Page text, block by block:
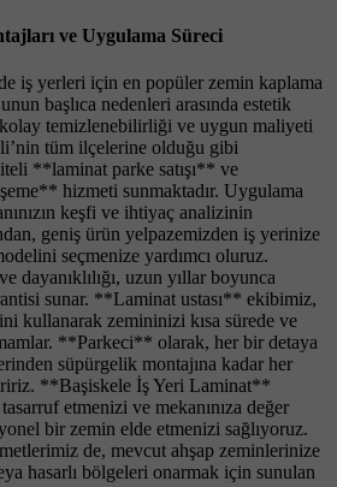
ve Uygulama Süreci
iş yerleri için en popüler zemin kaplama
başlıca nedenleri arasında estetik
kolay temizlenebilirliği ve uygun maliyeti
tüm ilçelerine olduğu gibi
**laminat parke satışı** ve
hizmeti sunmaktadır. Uygulama
keşfi ve ihtiyaç analizinin
geniş ürün yelpazemizden iş yerinize
seçmenize yardımcı oluruz.
dayanıklılığı, uzun yıllar boyunca
sunar. **Laminat ustası** ekibimiz,
kullanarak zemininizi kısa sürede ve
**Parkeci** olarak, her bir detaya
süpürgelik montajına kadar her
**Başiskele İş Yeri Laminat**
etmenizi ve mekanınıza değer
bir zemin elde etmenizi sağlıyoruz.
de, mevcut ahşap zeminlerinize
hasarlı bölgeleri onarmak için sunulan